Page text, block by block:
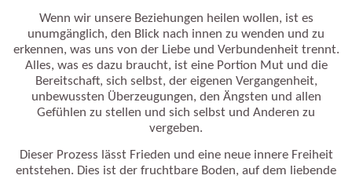
Wenn wir unsere Beziehungen heilen wollen, ist es
unumgänglich, den Blick nach innen zu wenden und zu
erkennen, was uns von der Liebe und Verbundenheit trennt.
Alles, was es dazu braucht, ist eine Portion Mut und die
Bereitschaft, sich selbst, der eigenen Vergangenheit,
unbewussten Überzeugungen, den Ängsten und allen
Gefühlen zu stellen und sich selbst und Anderen zu
vergeben.
Dieser Prozess lässt Frieden und eine neue innere Freiheit
entstehen. Dies ist der fruchtbare Boden, auf dem liebende